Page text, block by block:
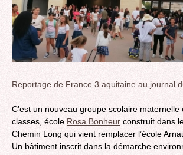
Reportage de France 3 aquitaine au journal
C’est un nouveau groupe scolaire
classes, école Rosa Bonheur construit dans
Chemin Long qui vient remplacer l’école
Un bâtiment inscrit dans la démarche